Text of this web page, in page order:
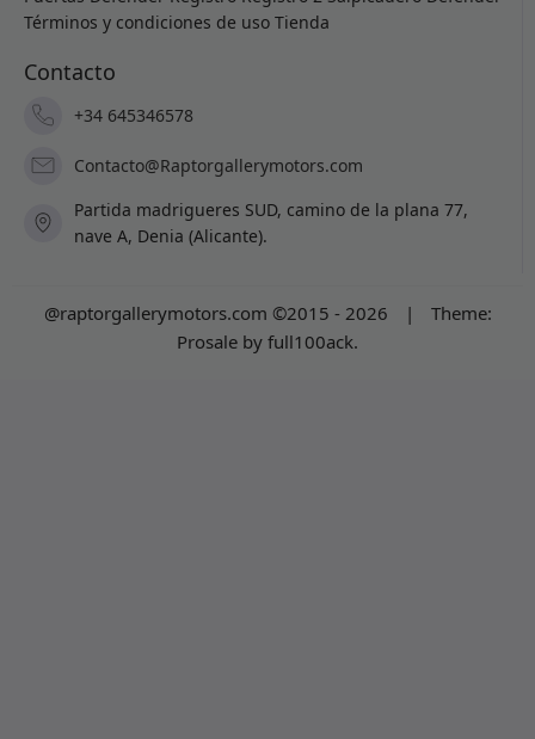
Términos y condiciones de uso Tienda
Contacto
+34 645346578
Contacto@Raptorgallerymotors.com
Partida madrigueres SUD, camino de la plana 77,
nave A, Denia (Alicante).
@raptorgallerymotors.com ©2015 - 2026 |
Theme:
Prosale by full100ack.